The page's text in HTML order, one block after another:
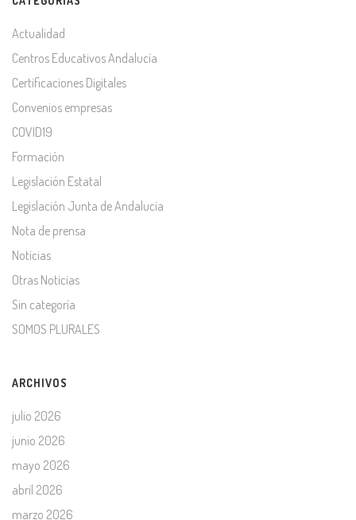
Actualidad
Centros Educativos Andalucía
Certificaciones Digitales
Convenios empresas
COVID19
Formación
Legislación Estatal
Legislación Junta de Andalucía
Nota de prensa
Noticias
Otras Noticias
Sin categoría
SOMOS PLURALES
ARCHIVOS
julio 2026
junio 2026
mayo 2026
abril 2026
marzo 2026